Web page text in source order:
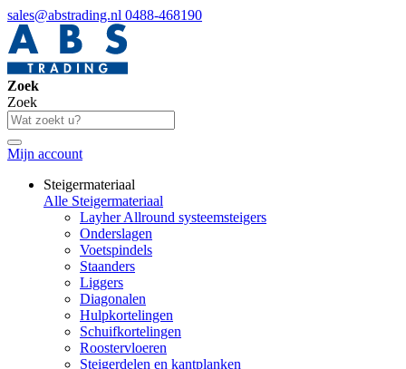
sales@abstrading.nl 0488-468190
Zoek
Zoek
Mijn account
Steigermateriaal
Alle Steigermateriaal
Layher Allround systeemsteigers
Onderslagen
Voetspindels
Staanders
Liggers
Diagonalen
Hulpkortelingen
Schuifkortelingen
Roostervloeren
Steigerdelen en kantplanken